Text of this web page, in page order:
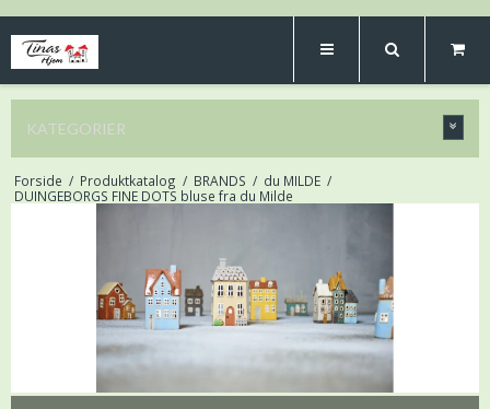
KATEGORIER
Forside / Produktkatalog / BRANDS / du MILDE /
DUINGEBORGS FINE DOTS bluse fra du Milde